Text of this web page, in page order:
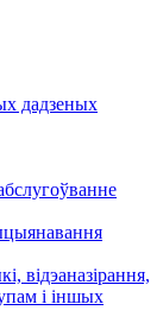
дадзеных
відэаназірання,
і іншых